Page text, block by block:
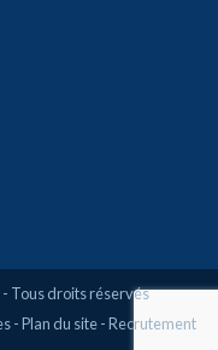
- Tous droits réservés
-Plan du site-Recrutement